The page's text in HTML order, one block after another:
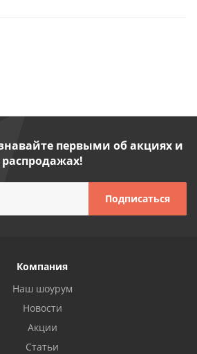
первыми об акциях и
распродажах!
Компания
Наш шоурум
Новости
Акции
Статьи